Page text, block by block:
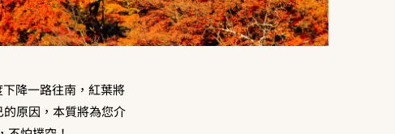
降一路往南，紅葉將
原因，本質將為您介